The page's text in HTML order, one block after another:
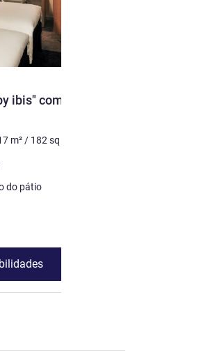
ibis" com 2
m² / 182 sq ft
ou Lado do pátio